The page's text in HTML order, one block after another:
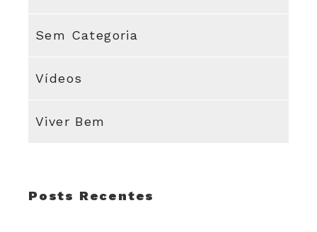
Sem Categoria
Vídeos
Viver Bem
Posts Recentes